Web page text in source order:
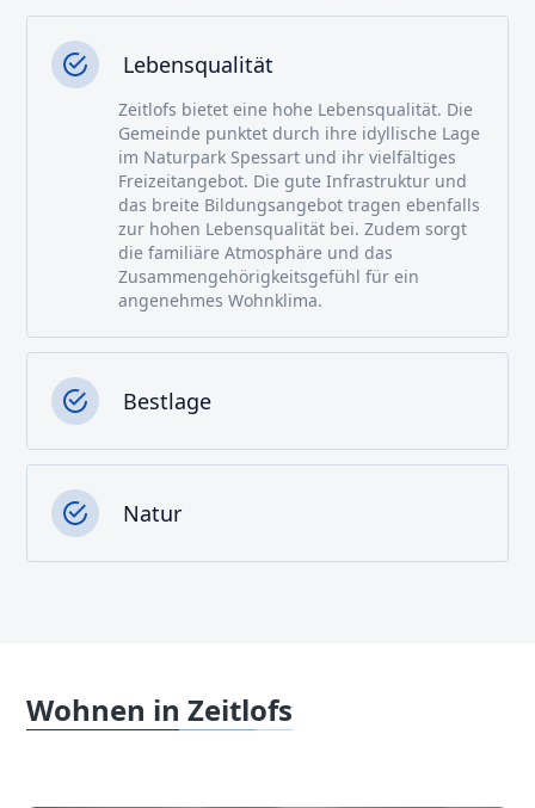
Lebensqualität
Zeitlofs bietet eine hohe Lebensqualität. Die
Gemeinde punktet durch ihre idyllische Lage
im Naturpark Spessart und ihr vielfältiges
Freizeitangebot. Die gute Infrastruktur und
das breite Bildungsangebot tragen ebenfalls
zur hohen Lebensqualität bei. Zudem sorgt
die familiäre Atmosphäre und das
Zusammengehörigkeitsgefühl für ein
angenehmes Wohnklima.
Bestlage
Natur
Wohnen in Zeitlofs